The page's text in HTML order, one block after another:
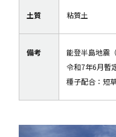
土質 粘質土
備考
能登半島地震
令和7年6月暫
種子配合：短